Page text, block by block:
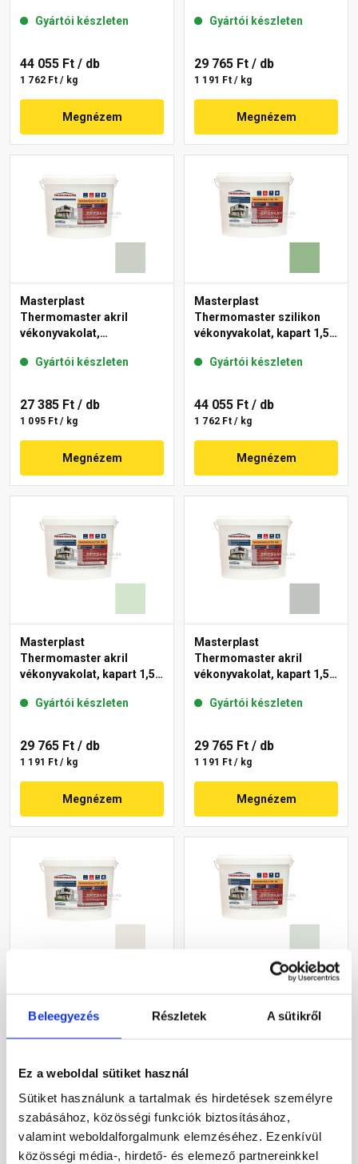
Beleegyezés Részletek A sütikről
Ez a weboldal sütiket használ
Sütiket használunk a tartalmak és hirdetések személyre
szabásához, közösségi funkciók biztosításához,
valamint weboldalforgalmunk elemzéséhez. Ezenkívül
közösségi média-, hirdető- és elemező partnereinkkel
Gyártói készleten
44 055 Ft / db
1 762 Ft / kg
Megnézem
41-E 25 kg
Gyártói készleten
29 765 Ft / db
1 191 Ft / kg
Megnézem
Masterplast
Thermomaster akril
vékonyvakolat,
43-E 25 kg
Gyártói készleten
27 385 Ft / db
1 095 Ft / kg
Megnézem
Masterplast
Thermomaster szilikon
vékonyvakolat, kapart 1,5
Gyártói készleten
44 055 Ft / db
1 762 Ft / kg
Megnézem
Masterplast
Thermomaster akril
vékonyvakolat, kapart 1,5
Gyártói készleten
29 765 Ft / db
1 191 Ft / kg
Megnézem
Masterplast
Thermomaster akril
vékonyvakolat, kapart 1,5
Gyártói készleten
29 765 Ft / db
1 191 Ft / kg
Megnézem
vékonyvakolat, kapart 1,5
1 095 Ft / kg
Megnézem
vékonyvakolat, kapart 1,5
1 328 Ft / kg
Megnézem